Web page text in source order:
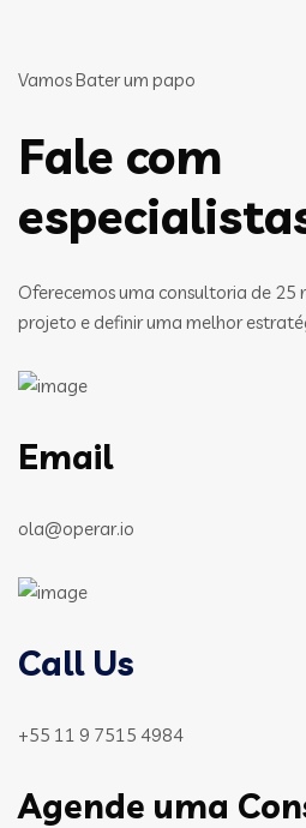
Vamos Bater um papo
Fale com
Oferecemos uma consultoria de 25
projeto e definir uma melhor
Email
ola@operar.io
Call Us
+55 11 9 7515 4984
Agende uma